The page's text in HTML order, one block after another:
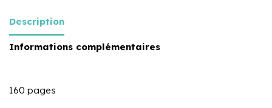
Description
Informations complémentaires
160 pages